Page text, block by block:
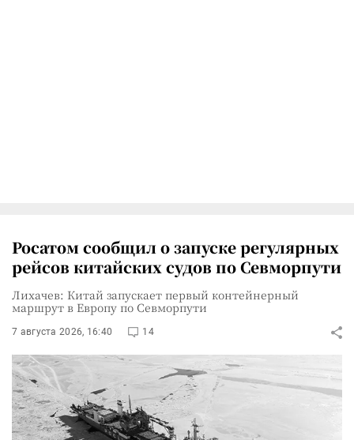
Росатом сообщил о запуске регулярных
рейсов китайских судов по Севморпути
Лихачев: Китай запускает первый контейнерный
маршрут в Европу по Севморпути
7 августа 2026, 16:40 14